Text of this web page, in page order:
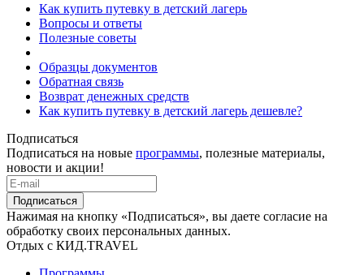
Как купить путевку в детский лагерь
Вопросы и ответы
Полезные советы
Образцы документов
Обратная связь
Возврат денежных средств
Как купить путевку в детский лагерь дешевле?
Подписаться
Подписаться на новые программы, полезные материалы,
новости и акции!
Подписаться
Нажимая на кнопку «Подписаться», вы даете согласие на
обработку своих персональных данных.
Отдых с КИД.TRAVEL